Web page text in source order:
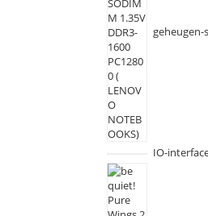
geheugen-
IO-